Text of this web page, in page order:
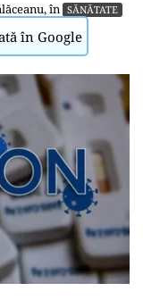
, în SĂNĂTATE
în Google